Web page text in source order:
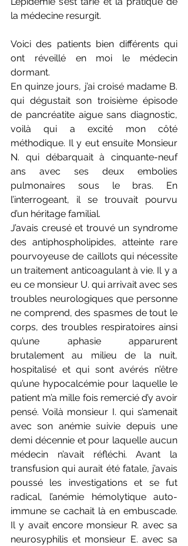
la médecine resurgit.
Voici des patients bien différents qui
ont réveillé en moi le médecin
dormant.
En quinze jours, j’ai croisé madame B.
qui dégustait son troisième épisode
de pancréatite aigue sans diagnostic,
voilà qui a excité mon côté
méthodique. Il y eut ensuite Monsieur
N. qui débarquait à cinquante-neuf
ans avec ses deux embolies
pulmonaires sous le bras. En
l’interrogeant, il se trouvait pourvu
d’un héritage familial.
J’avais creusé et trouvé un syndrome
des antiphospholipides, atteinte rare
pourvoyeuse de caillots qui nécessite
un traitement anticoagulant à vie. Il y a
eu ce monsieur U. qui arrivait avec ses
troubles neurologiques que personne
ne comprend, des spasmes de tout le
corps, des troubles respiratoires ainsi
qu’une aphasie apparurent
brutalement au milieu de la nuit,
hospitalisé et qui sont avérés n’être
qu’une hypocalcémie pour laquelle le
patient m’a mille fois remercié d’y avoir
pensé. Voilà monsieur I. qui s’amenait
avec son anémie suivie depuis une
demi décennie et pour laquelle aucun
médecin n’avait réfléchi. Avant la
transfusion qui aurait été fatale, j’avais
poussé les investigations et se fut
radical, l’anémie hémolytique auto-
immune se cachait là en embuscade.
Il y avait encore monsieur R. avec sa
neurosyphilis et monsieur E. avec sa